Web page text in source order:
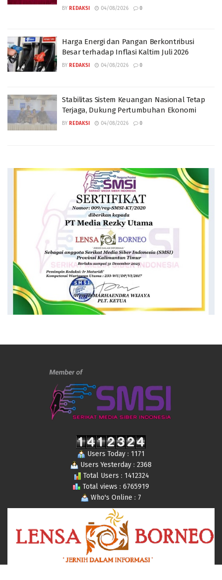
BY REDAKSI 04/08/2026 0
Harga Energi dan Pangan Berkontribusi
Besar terhadap Inflasi Kaltim Juli 2026
BY REDAKSI 04/08/2026 0
Stabilitas Sistem Keuangan Nasional Tetap
Terjaga, Dukung Pertumbuhan Ekonomi
BY REDAKSI 04/08/2026 0
Users Today : 1171
Users Yesterday : 2368
Total Users : 1412324
Total views : 6765919
Who's Online : 7